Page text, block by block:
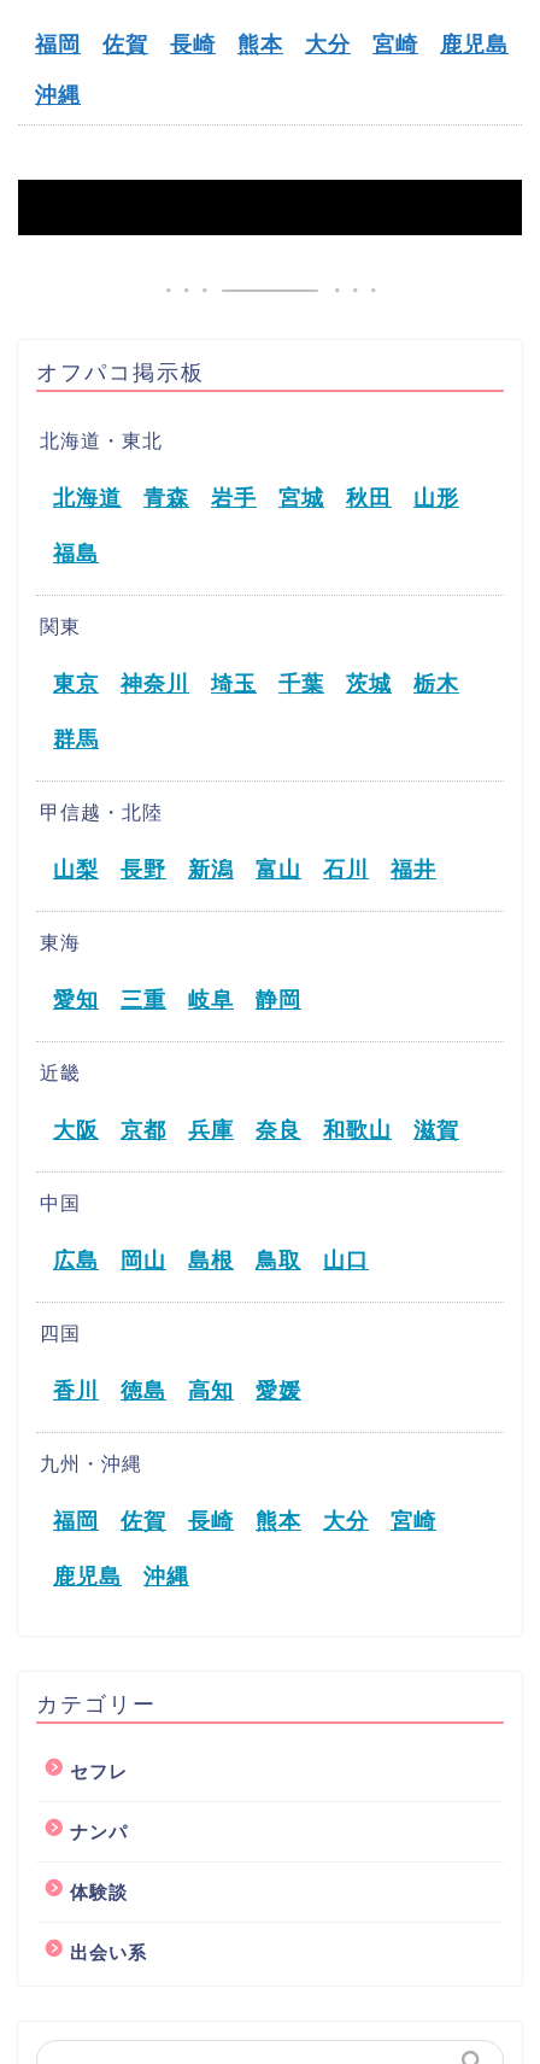
福岡 佐賀 長崎 熊本 大分 宮崎 鹿児島
沖縄
オフパコ掲示板
北海道・東北
北海道 青森 岩手 宮城 秋田 山形
福島
関東
東京 神奈川 埼玉 千葉 茨城 栃木
群馬
甲信越・北陸
山梨 長野 新潟 富山 石川 福井
東海
愛知 三重 岐阜 静岡
近畿
大阪 京都 兵庫 奈良 和歌山 滋賀
中国
広島 岡山 島根 鳥取 山口
四国
香川 徳島 高知 愛媛
九州・沖縄
福岡 佐賀 長崎 熊本 大分 宮崎
鹿児島 沖縄
カテゴリー
セフレ
ナンパ
体験談
出会い系